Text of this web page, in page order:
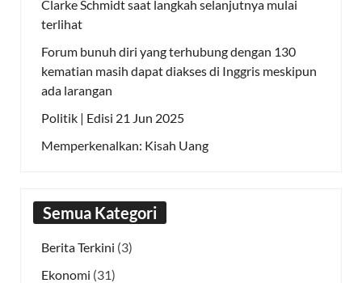
Clarke Schmidt saat langkah selanjutnya mulai
terlihat
Forum bunuh diri yang terhubung dengan 130
kematian masih dapat diakses di Inggris meskipun
ada larangan
Politik | Edisi 21 Jun 2025
Memperkenalkan: Kisah Uang
Semua Kategori
Berita Terkini (3)
Ekonomi (31)